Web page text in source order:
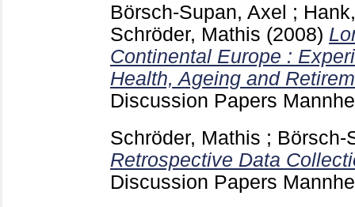
Börsch-Supan, Axel ;
Schröder, Mathis (2008)
Continental Europe :
Health, Ageing and
Discussion Papers
Schröder, Mathis ; Börsch-
Retrospective Data
Discussion Papers